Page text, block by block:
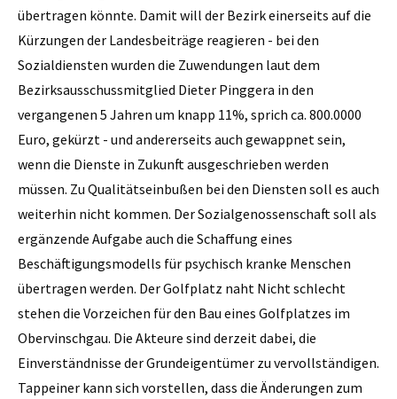
übertragen könnte. Damit will der Bezirk einerseits auf die
Kürzungen der Landesbeiträge reagieren - bei den
Sozialdiensten wurden die Zuwendungen laut dem
Bezirksausschussmitglied Dieter Pinggera in den
vergangenen 5 Jahren um knapp 11%, sprich ca. 800.0000
Euro, gekürzt - und andererseits auch gewappnet sein,
wenn die Dienste in Zukunft ausgeschrieben werden
müssen. Zu Qualitätseinbußen bei den Diensten soll es auch
weiterhin nicht kommen. Der Sozialgenossenschaft soll als
ergänzende Aufgabe auch die Schaffung eines
Beschäftigungsmodells für psychisch kranke Menschen
übertragen werden. Der Golfplatz naht Nicht schlecht
stehen die Vorzeichen für den Bau eines Golfplatzes im
Obervinschgau. Die Akteure sind derzeit dabei, die
Einverständnisse der Grundeigentümer zu vervollständigen.
Tappeiner kann sich vorstellen, dass die Änderungen zum